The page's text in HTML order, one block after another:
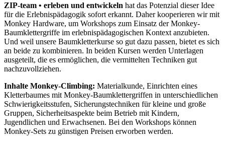
ZIP-team • erleben und entwickeln hat das Potenzial dieser Idee
für die Erlebnispädagogik sofort erkannt. Daher kooperieren wir mit
Monkey Hardware, um Workshops zum Einsatz der Monkey-
Baumklettergriffe im erlebnispädagogischen Kontext anzubieten.
Und weil unsere Baumkletterkurse so gut dazu passen, bietet es sich
an beide zu kombinieren. In beiden Kursen werden Unterlagen
ausgeteilt, die es ermöglichen, die vermittelten Techniken gut
nachzuvollziehen.
Inhalte Monkey-Climbing: Materialkunde, Einrichten eines
Kletterbaumes mit Monkey-Baumklettergriffen in unterschiedlichen
Schwierigkeitsstufen, Sicherungstechniken für kleine und große
Gruppen, Sicherheitsaspekte beim Betrieb mit Kindern,
Jugendlichen und Erwachsenen. Bei den Workshops können
Monkey-Sets zu günstigen Preisen erworben werden.